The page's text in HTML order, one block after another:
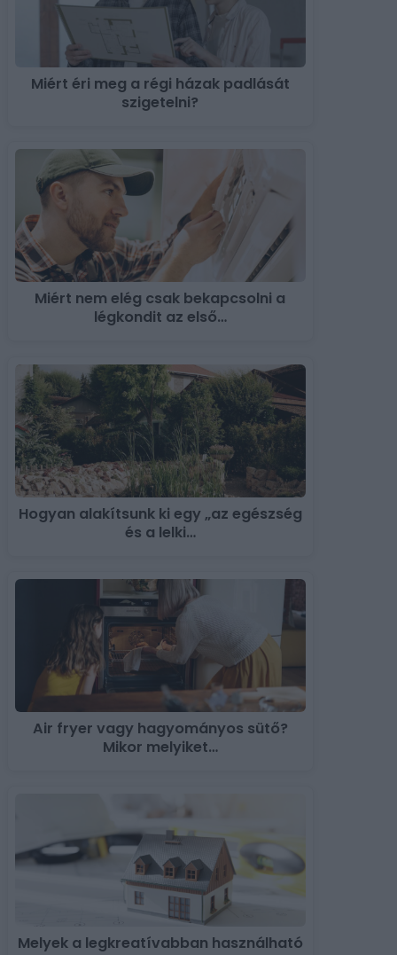
Miért éri meg a régi házak padlását
szigetelni?
Miért nem elég csak bekapcsolni a
légkondit az első…
Hogyan alakítsunk ki egy „az egészség
és a lelki…
Air fryer vagy hagyományos sütő?
Mikor melyiket…
Melyek a legkreatívabban használható